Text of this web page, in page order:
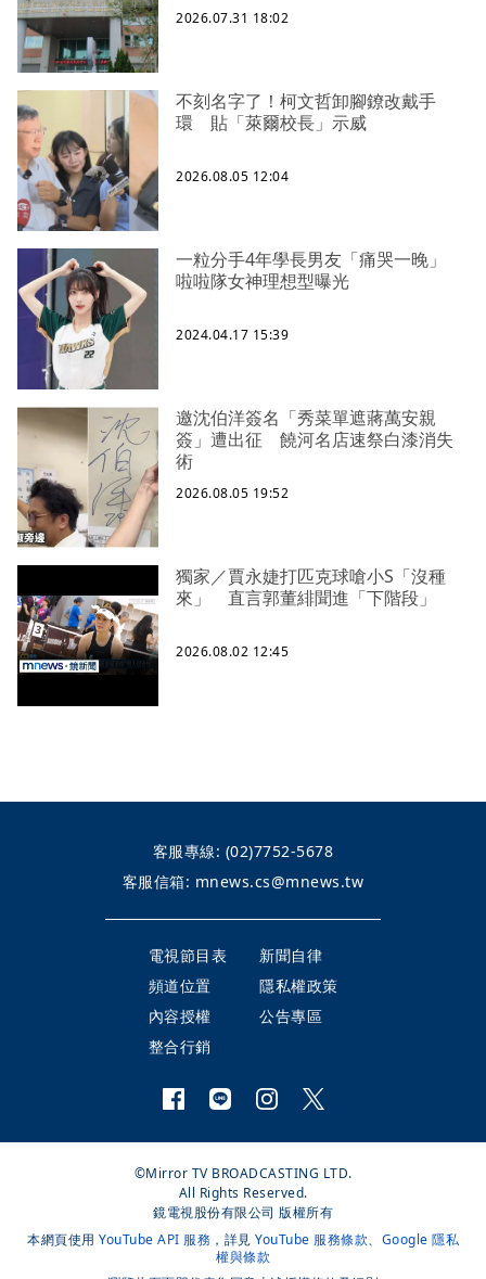
2026.07.31 18:02
不刻名字了！柯文哲卸腳鐐改戴手
環 貼「萊爾校長」示威
2026.08.05 12:04
一粒分手4年學長男友「痛哭一晚」
啦啦隊女神理想型曝光
2024.04.17 15:39
邀沈伯洋簽名「秀菜單遮蔣萬安親
簽」遭出征 饒河名店速祭白漆消失
術
2026.08.05 19:52
獨家／賈永婕打匹克球嗆小S「沒種
來」 直言郭董緋聞進「下階段」
2026.08.02 12:45
客服專線: (02)7752-5678
客服信箱: mnews.cs@mnews.tw
電視節目表
新聞自律
頻道位置
隱私權政策
內容授權
公告專區
整合行銷
©Mirror TV BROADCASTING LTD.
All Rights Reserved.
鏡電視股份有限公司 版權所有
本網頁使用 YouTube API 服務 ，詳見 YouTube 服務條款、 Google 隱私
權與條款